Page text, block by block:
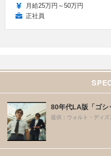
月給25万円～50万円
正社員
80年代LA版「ゴシ
提供：ウォルト・ディズ